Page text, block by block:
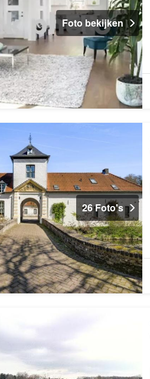
Foto bekijken
26 Foto's